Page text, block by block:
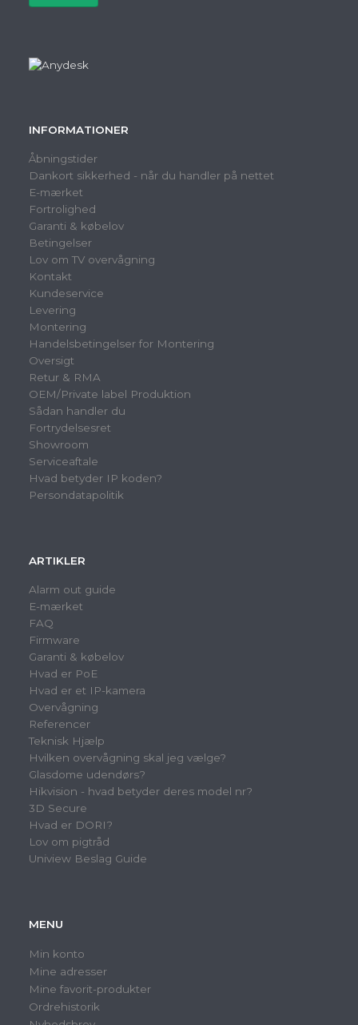
INFORMATIONER
Åbningstider
Dankort sikkerhed - når du handler på nettet
E-mærket
Fortrolighed
Garanti & købelov
Betingelser
Lov om TV overvågning
Kontakt
Kundeservice
Levering
Montering
Handelsbetingelser for Montering
Oversigt
Retur & RMA
OEM/Private label Produktion
Sådan handler du
Fortrydelsesret
Showroom
Serviceaftale
Hvad betyder IP koden?
Persondatapolitik
ARTIKLER
Alarm out guide
E-mærket
FAQ
Firmware
Garanti & købelov
Hvad er PoE
Hvad er et IP-kamera
Overvågning
Referencer
Teknisk Hjælp
Hvilken overvågning skal jeg vælge?
Glasdome udendørs?
Hikvision - hvad betyder deres model nr?
3D Secure
Hvad er DORI?
Lov om pigtråd
Uniview Beslag Guide
MENU
Min konto
Mine adresser
Mine favorit-produkter
Ordrehistorik